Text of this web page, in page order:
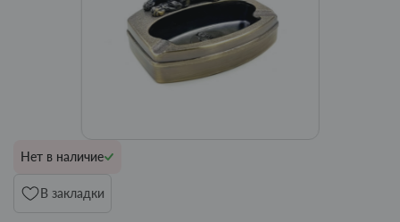
Нет в наличие
В закладки